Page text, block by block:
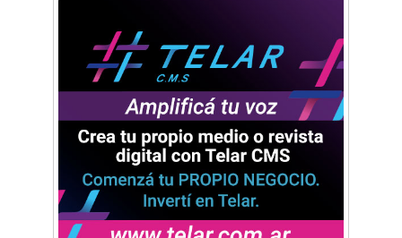
Mirá las fotos inéditas del Indio Solari en un
acto escolar de Ituzaingó